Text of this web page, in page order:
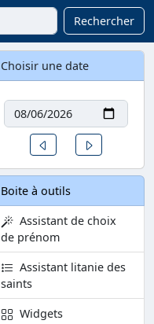
Rechercher
Choisir une date
Date
Un jour avant
Boite à outils
Assistant de choix
de prénom
Assistant litanie des
saints
Widgets